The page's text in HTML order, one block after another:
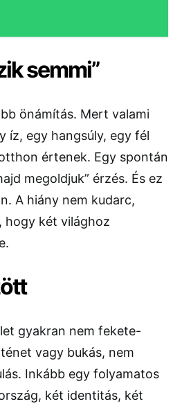
semmi”
önámítás. Mert valami
íz, egy hangsúly, egy fél
értenek. Egy spontán
megoldjuk” érzés. És ez
A hiány nem kudarc,
hogy két világhoz
gyakran nem fekete-
vagy bukás, nem
Inkább egy folyamatos
két identitás, két